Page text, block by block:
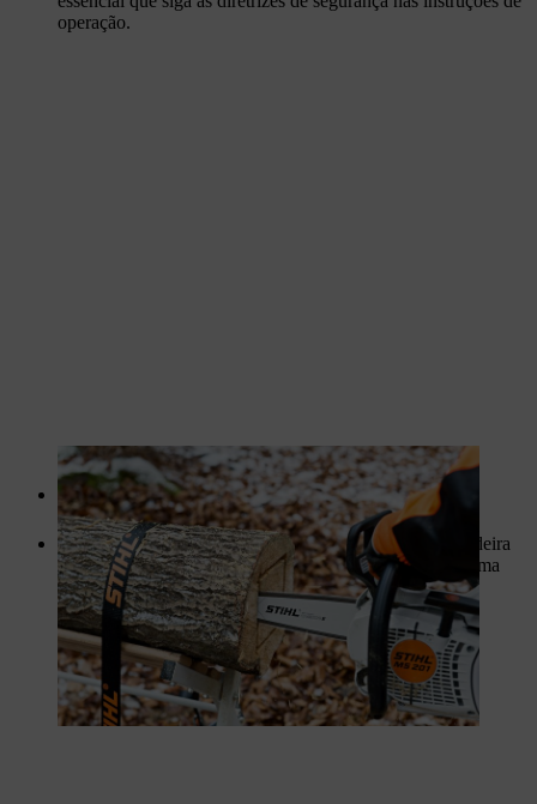
operação.
Depois de retirar o núcleo, pode começar o trabalho de
precisão de escavar o toro para a sua lanterna.
Com a guia da motosserra num ângulo raso, retire a madeira
do interior do toro, de modo a que a parede tenha a mesma
espessura em toda a volta.